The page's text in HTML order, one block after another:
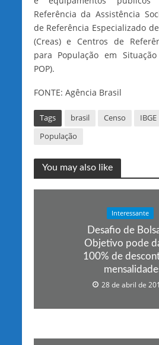
Referência da Assistência
de Referência Especializado
(Creas) e Centros de
para População em
POP).
FONTE: Agência Brasil
Tags brasil Censo IBGE
População
You may also like
Interessante
Desafio de
Objetivo pode
100% de
28 de abril de